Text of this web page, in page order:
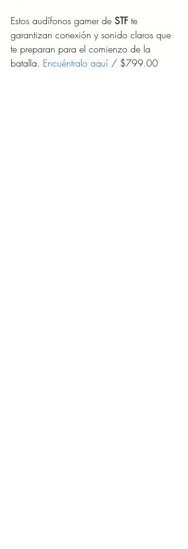
Estos audífonos gamer de STF te
garantizan conexión y sonido claros que
te preparan para el comienzo de la
batalla. Encuéntralo aquí / $799.00